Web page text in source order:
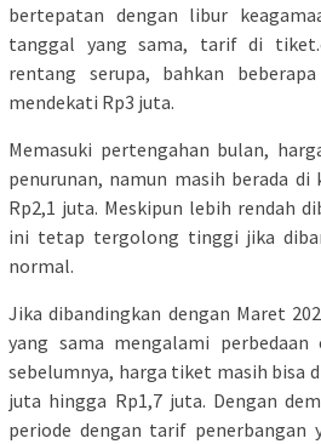
bertepatan dengan libur
tanggal yang sama, tarif di
rentang serupa, bahkan
mendekati Rp3 juta.
Memasuki pertengahan bulan,
penurunan, namun masih berada di
Rp2,1 juta. Meskipun lebih rendah
ini tetap tergolong tinggi jika
normal.
Jika dibandingkan dengan Maret
yang sama mengalami perbedaan
sebelumnya, harga tiket masih bisa
juta hingga Rp1,7 juta. Dengan
periode dengan tarif